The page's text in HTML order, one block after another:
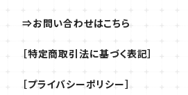
⇒お問い合わせはこちら
［特定商取引法に基づく表記］
［プライバシーポリシー］